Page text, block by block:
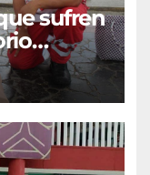
sufren